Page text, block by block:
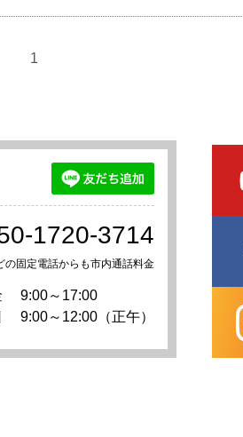
1
1720-3714
の固定電話からも市内通話料金
9:00～17:00
9:00～12:00（正午）